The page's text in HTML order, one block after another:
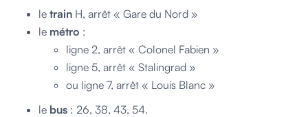
le train H, arrêt « Gare du Nord »
le métro :
ligne 2, arrêt « Colonel Fabien »
ligne 5, arrêt « Stalingrad »
ou ligne 7, arrêt « Louis Blanc »
le bus : 26, 38, 43, 54.